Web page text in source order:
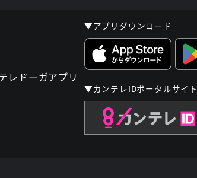
▼アプリダウンロード
▼カンテレIDポータルサイト